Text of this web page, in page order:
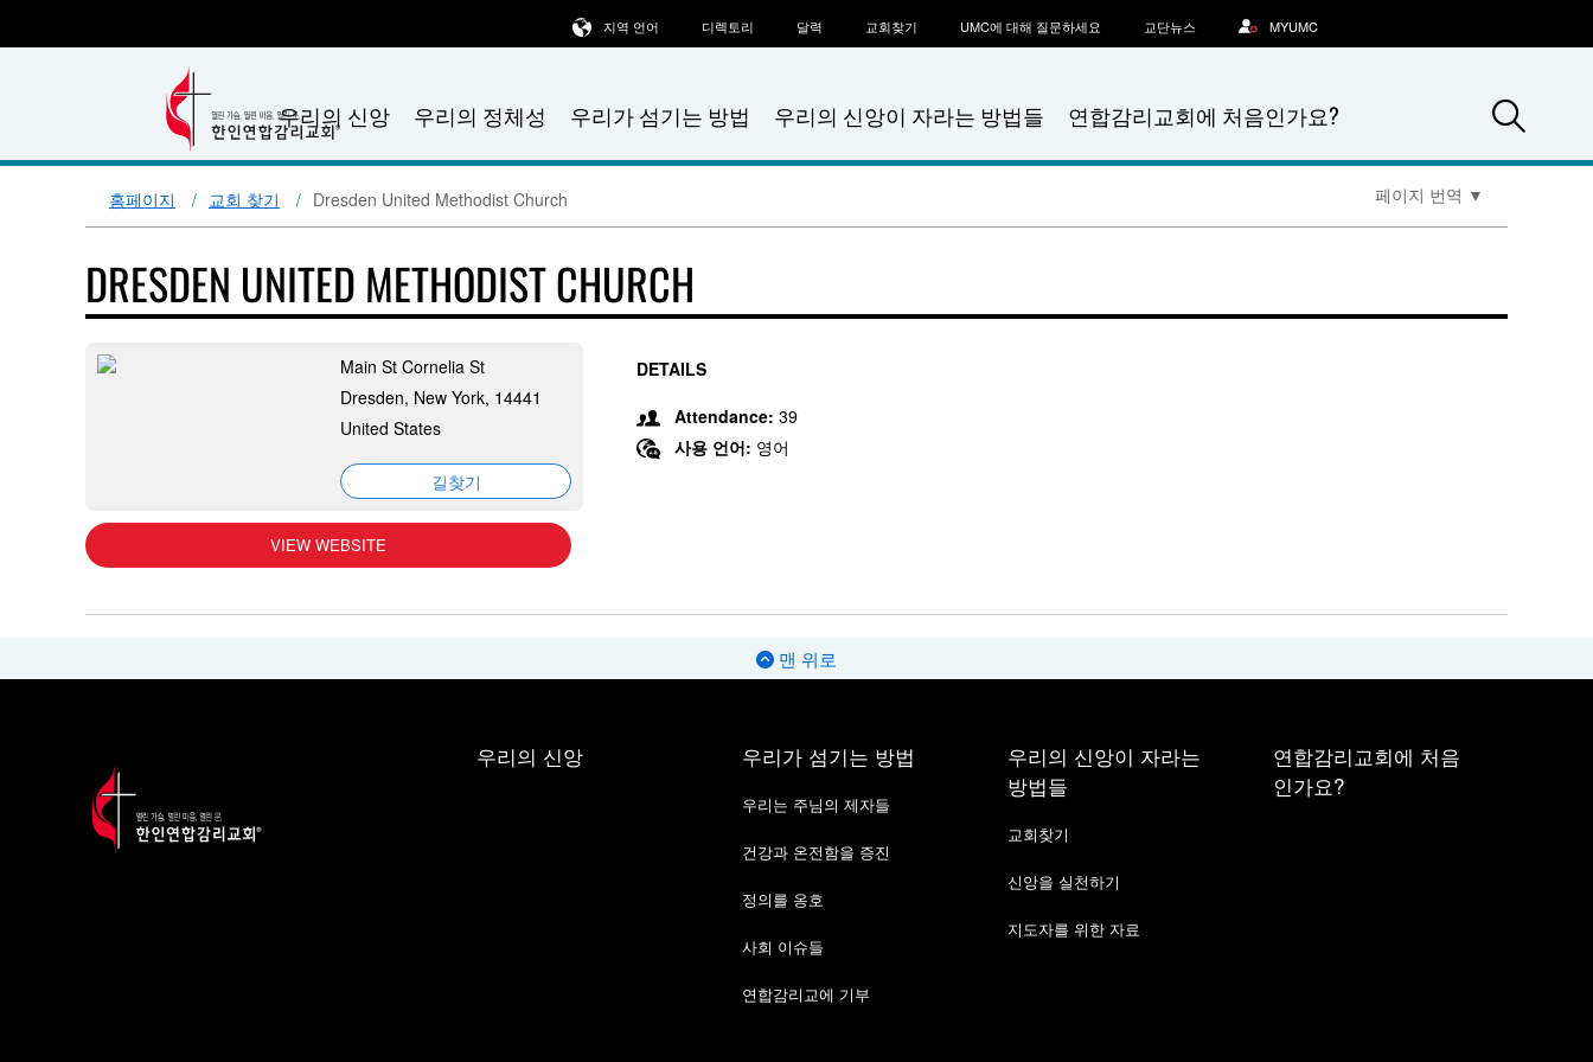
우리의 신앙 우리의 정체성 우리가 섬기는 방법 우리의 신앙이 자라는 방법들 연합감리교회에 처음인가요?
지역 언어 디렉토리 달력 교회찾기 UMC에 대해 질문하세요 교단뉴스 MYUMC
홈페이지 교회 찾기 Dresden United Methodist Church 페이지 번역 ▼
DRESDEN UNITED METHODIST CHURCH
Main St Cornelia St
Dresden, New York, 14441
United States
길찾기
VIEW WEBSITE
DETAILS
Attendance: 39
사용 언어: 영어
맨 위로
우리의 신앙 우리가 섬기는 방법
우리는 주님의 제자들
건강과 온전함을 증진
정의를 옹호
사회 이슈들
연합감리교에 기부
우리의 신앙이 자라는
방법들
교회찾기
신앙을 실천하기
지도자를 위한 자료
연합감리교회에 처음
인가요?